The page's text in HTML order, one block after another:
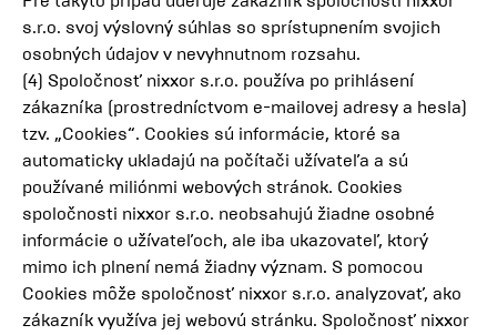
s.r.o. svoj výslovný súhlas so sprístupnením svojich
osobných údajov v nevyhnutnom rozsahu.
(4) Spoločnosť nixxor s.r.o. používa po prihlásení
zákazníka (prostredníctvom e-mailovej adresy a hesla)
tzv. „Cookies“. Cookies sú informácie, ktoré sa
automaticky ukladajú na počítači užívateľa a sú
používané miliónmi webových stránok. Cookies
spoločnosti nixxor s.r.o. neobsahujú žiadne osobné
informácie o užívateľoch, ale iba ukazovateľ, ktorý
mimo ich plnení nemá žiadny význam. S pomocou
Cookies môže spoločnosť nixxor s.r.o. analyzovať, ako
zákazník využíva jej webovú stránku. Spoločnosť nixxor